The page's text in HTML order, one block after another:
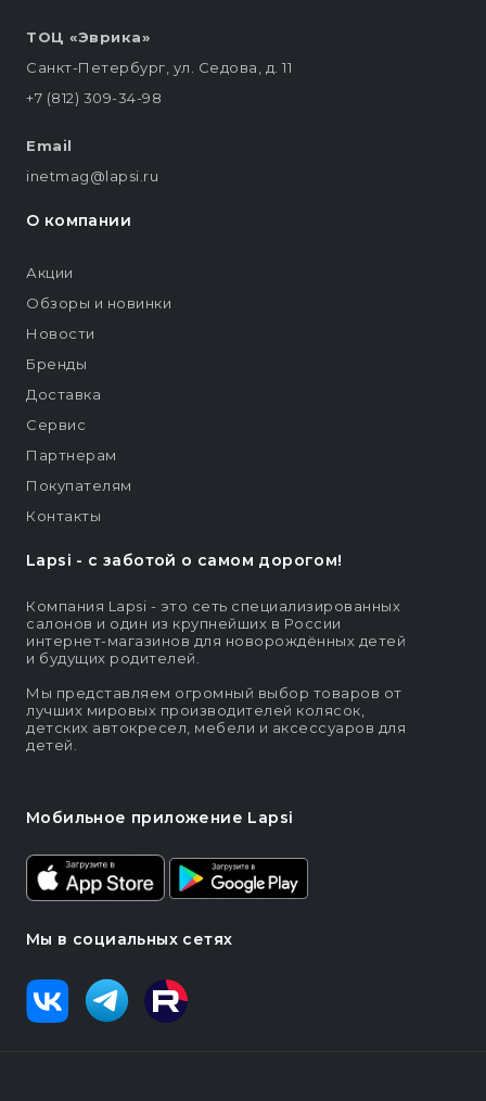
Lapsi - c заботой о самом дорогом!
Компания Lapsi - это сеть специализированных
салонов и один из крупнейших в России
интернет-магазинов для новорождённых детей
и будущих родителей.
Мы представляем огромный выбор товаров от
лучших мировых производителей колясок,
детских автокресел, мебели и аксессуаров для
детей.
Мобильное приложение Lapsi
Мы в социальных сетях
ТОЦ «Эврика»
Санкт-Петербург, ул. Седова, д. 11
+7 (812) 309-34-98
Email
inetmag@lapsi.ru
О компании
Акции
Обзоры и новинки
Новости
Бренды
Доставка
Сервис
Партнерам
Покупателям
Контакты